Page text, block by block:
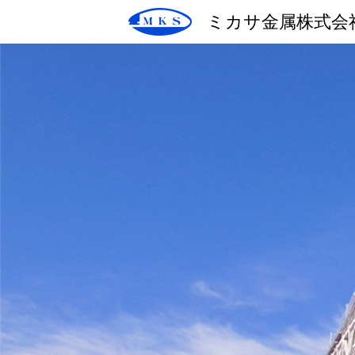
ミカサ金属株式会